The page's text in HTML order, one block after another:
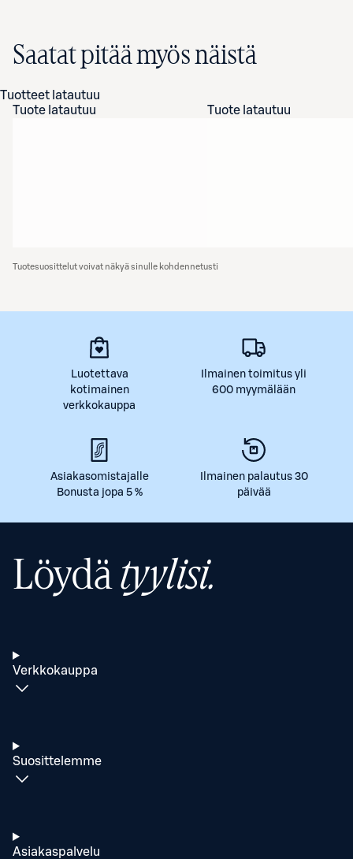
Saatat pitää myös näistä
Tuotteet latautuu
Tuote latautuu
Tuote latautuu
Tuotesuosittelut voivat näkyä sinulle kohdennetusti
Luotettava
kotimainen
verkkokauppa
Ilmainen toimitus yli
600 myymälään
Asiakasomistajalle
Bonusta jopa 5 %
Ilmainen palautus 30
päivää
Löydätyylisi.
Verkkokauppa
Suosittelemme
Asiakaspalvelu